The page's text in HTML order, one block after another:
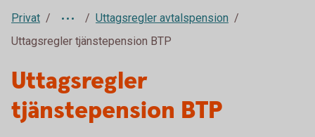
Privat
Uttagsregler avtalspension
Uttagsregler tjänstepension BTP
Uttagsregler
tjänstepension BTP